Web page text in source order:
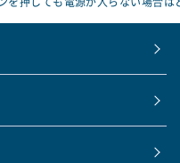
を押しても電源が入らない場合は